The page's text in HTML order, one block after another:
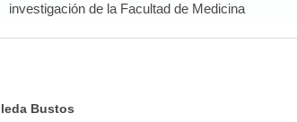
investigación de la Facultad de Medicina
Bustos